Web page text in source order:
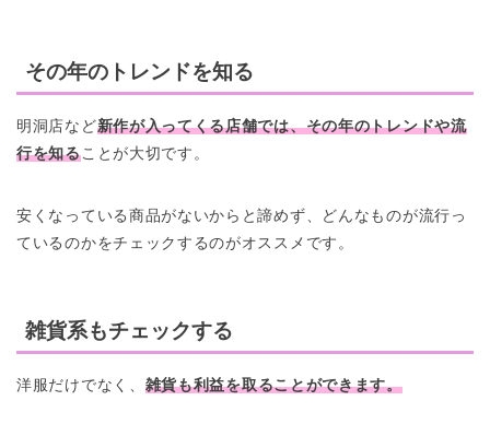
その年のトレンドを知る
明洞店など新作が入ってくる店舗では、その年のトレンドや流
行を知ることが大切です。
安くなっている商品がないからと諦めず、どんなものが流行っ
ているのかをチェックするのがオススメです。
雑貨系もチェックする
洋服だけでなく、 雑貨も利益を取ることができます。